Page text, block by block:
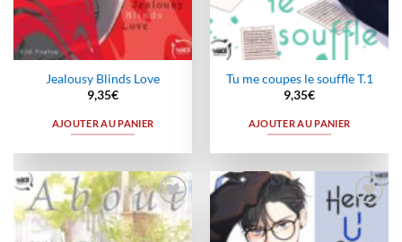
Jealousy Blinds Love
9,35€
AJOUTER AU PANIER
Tu me coupes le souffle T.1
9,35€
AJOUTER AU PANIER
Ajouter
à la
Ajouter
à la